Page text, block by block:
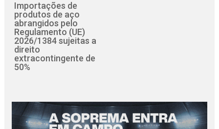
Importações de
produtos de aço
abrangidos pelo
Regulamento (UE)
2026/1384 sujeitas a
direito
extracontingente de
50%